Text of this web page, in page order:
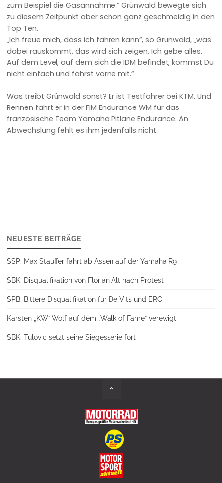
zum Beispiel die Gasannahme.“ Grünwald bewegte sich
zu diesem Zeitpunkt aber schon ganz geschmeidig in den
Top Ten.
„Ich freue mich, dass ich fahren kann“, so Grünwald, „was
dabei rauskommt, das wird sich zeigen. Ich gebe alles.
Auf dem Level, auf dem sich die IDM befindet, kommst Du
nicht einfach und fährst vorne mit.“
Was treibt Grünwald sonst? Er ist Testfahrer bei KTM. Und
Rennen fährt er in der FIM Endurance WM für das
französische Team Yamaha Pitlane Endurance. An
Abwechslung fehlt es ihm jedenfalls nicht.
NEUESTE BEITRÄGE
SSP: Max Stauffer fährt ab Assen auf der Yamaha R9
SBK: Disqualifikation von Florian Alt nach Protest
SPB: Bittere Disqualifikation für De Vits und ERC
Karsten „KW“ Wolf auf dem „Walk of Fame“ verewigt
SBK: Tulovic setzt seine Siegesserie fort
Back